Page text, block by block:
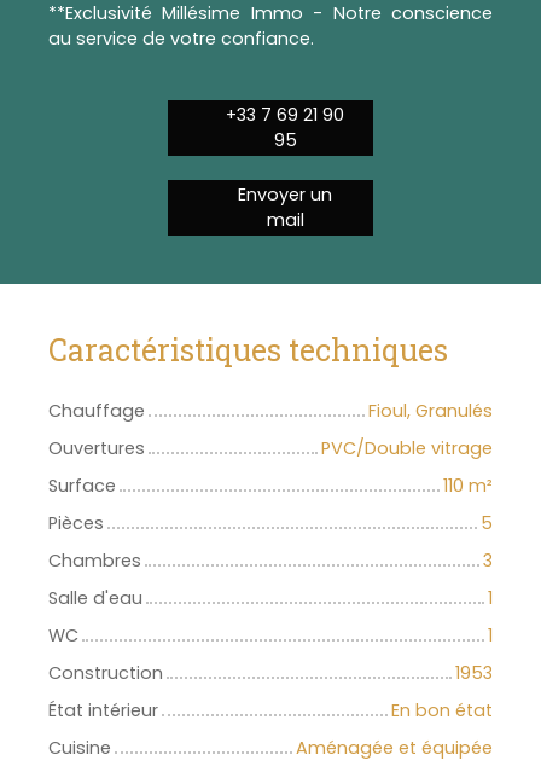
**Exclusivité Millésime Immo - Notre conscience
au service de votre confiance.
+33 7 69 21 90
95
Envoyer un
mail
Caractéristiques techniques
Chauffage
Fioul, Granulés
Ouvertures
PVC/Double vitrage
Surface
110 m²
Pièces
5
Chambres
3
Salle d'eau
1
WC
1
Construction
1953
État intérieur
En bon état
Cuisine
Aménagée et équipée